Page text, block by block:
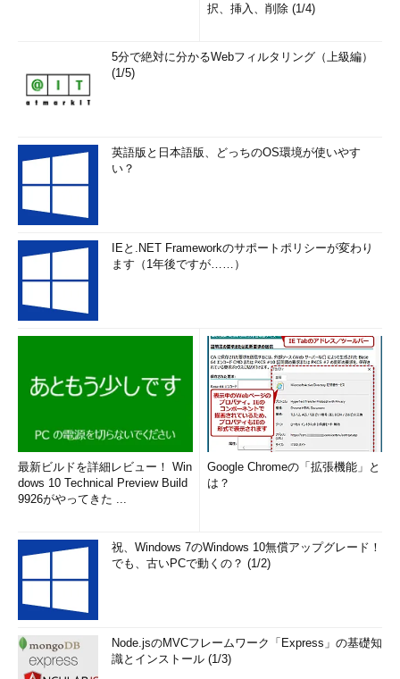
択、挿入、削除 (1/4)
5分で絶対に分かるWebフィルタリング（上級編）
(1/5)
英語版と日本語版、どっちのOS環境が使いやす
い？
IEと.NET Frameworkのサポートポリシーが変わり
ます（1年後ですが……）
最新ビルドを詳細レビュー！ Win
dows 10 Technical Preview Build
9926がやってきた ...
Google Chromeの「拡張機能」と
は？
祝、Windows 7のWindows 10無償アップグレード！
でも、古いPCで動くの？ (1/2)
Node.jsのMVCフレームワーク「Express」の基礎知
識とインストール (1/3)